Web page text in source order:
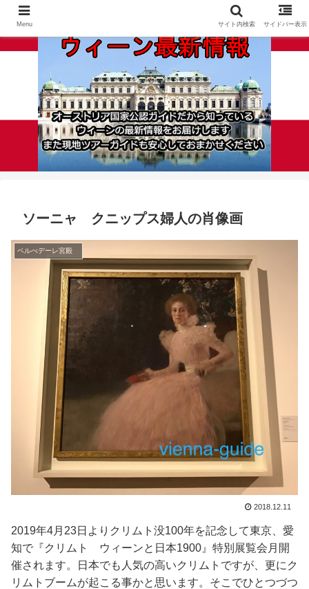
ソーニャ クニップス婦人の肖像画
ベルべデーレ宮殿
2018.12.11
2019年4月23日よりクリムト没100年を記念して東京、愛
知で『クリムト ウィーンと日本1900』特別展覧会月開
催されます。日本でも人気の高いクリムトですが、更にク
リムトブームが起こる事かと思います。そこでひとつづつ
Menu サイト内検索 サイドバー表示